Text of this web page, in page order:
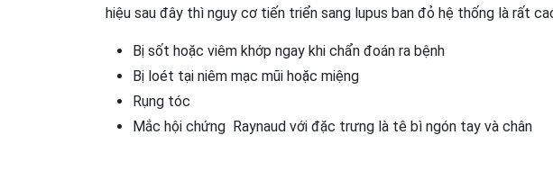
hiệu sau đây thì nguy cơ tiến triển sang lupus ban đỏ hệ thống là rất
Bị sốt hoặc viêm khớp ngay khi chẩn đoán ra bệnh
Bị loét tại niêm mạc mũi hoặc miệng
Rụng tóc
Mắc hội chứng Raynaud với đặc trưng là tê bì ngón tay và chân